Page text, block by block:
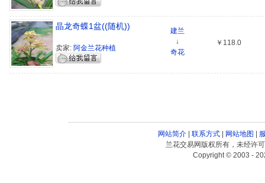
晶龙奇蝶1盆((随机))
卖家: 阿金兰花种植
建兰
↓
奇花
￥118.0
网站简介| 联系方式| 网站地图
兰花交易网版权所有，未经许
Copyright © 2003 -